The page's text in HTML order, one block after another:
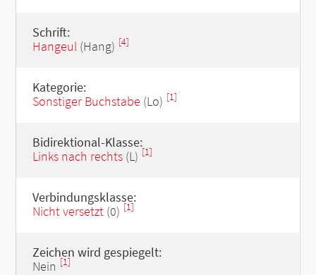
Schrift:
Hangeul(Hang) [4]
Kategorie:
Sonstiger Buchstabe (Lo) [1]
Bidirektional-Klasse:
Links nach rechts(L) [1]
Verbindungsklasse:
Nicht versetzt(0) [1]
Zeichen wird gespiegelt:
Nein [1]